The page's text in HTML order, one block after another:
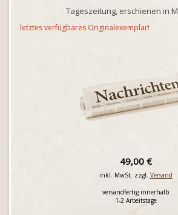
Tageszeitung, erschienen in
letztes verfügbares Originalexemplar!
49,00 €
inkl. MwSt. zzgl. Versand
versandfertig innerhalb
1-2 Arbeitstage